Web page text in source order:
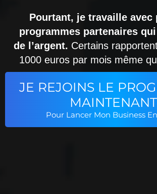
Pourtant, je travaille avec
programmes partenaires
de l’argent. Certains
1000 euros par mois même
JE REJOINS LE
MAINTENANT
Pour Lancer Mon Business